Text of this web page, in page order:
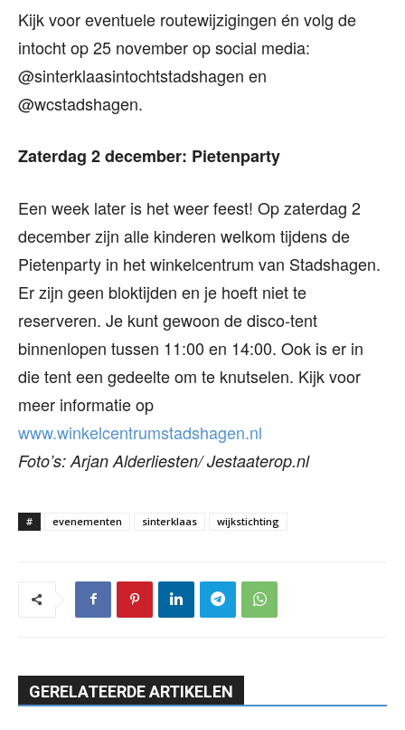
Kijk voor eventuele routewijzigingen én volg de
intocht op 25 november op social media:
@sinterklaasintochtstadshagen en
@wcstadshagen.
Zaterdag 2 december: Pietenparty
Een week later is het weer feest! Op zaterdag 2
december zijn alle kinderen welkom tijdens de
Pietenparty in het winkelcentrum van Stadshagen.
Er zijn geen bloktijden en je hoeft niet te
reserveren. Je kunt gewoon de disco-tent
binnenlopen tussen 11:00 en 14:00. Ook is er in
die tent een gedeelte om te knutselen. Kijk voor
meer informatie op
www.winkelcentrumstadshagen.nl
Foto’s: Arjan Alderliesten/ Jestaaterop.nl
# evenementen sinterklaas wijkstichting
GERELATEERDE ARTIKELEN